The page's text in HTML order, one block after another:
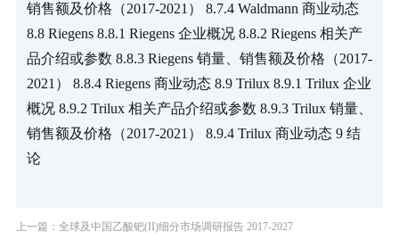
销售额及价格（2017-2021） 8.7.4 Waldmann 商业动态
8.8 Riegens 8.8.1 Riegens 企业概况 8.8.2 Riegens 相关产
品介绍或参数 8.8.3 Riegens 销量、销售额及价格（2017-
2021） 8.8.4 Riegens 商业动态 8.9 Trilux 8.9.1 Trilux 企业
概况 8.9.2 Trilux 相关产品介绍或参数 8.9.3 Trilux 销量、
销售额及价格（2017-2021） 8.9.4 Trilux 商业动态 9 结
论
上一篇：全球及中国乙酸钯(II)细分市场调研报告 2017-2027